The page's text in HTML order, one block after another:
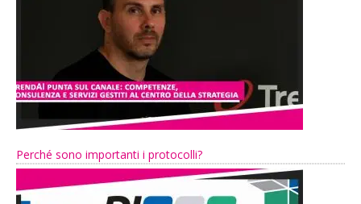
Perché sono importanti i protocolli?